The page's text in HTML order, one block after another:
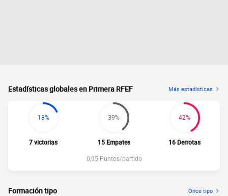
Estadísticas globales en Primera RFEF Más estadísticas
18%
7 victorias
39%
15 Empates
42%
16 Derrotas
0,95 Puntos/partido
Formación tipo Once tipo